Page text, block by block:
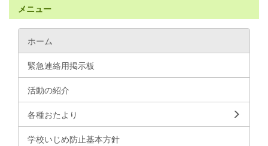
メニュー
ホーム
緊急連絡用掲示板
活動の紹介
各種おたより
学校いじめ防止基本方針